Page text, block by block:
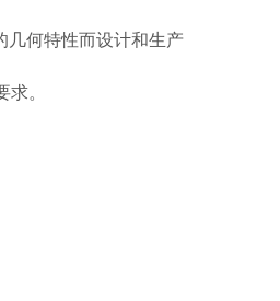
几何特性而设计和生产
。